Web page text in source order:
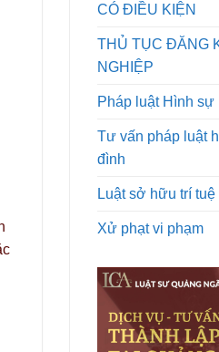
CÓ ĐIỀU KIỆN
THỦ TỤC ĐĂNG
NGHIỆP
Pháp luật Hình sự
Tư vấn pháp luật
đình
Luật sở hữu trí tuệ
Xử phạt vi phạm